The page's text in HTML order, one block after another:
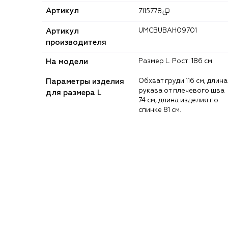
Артикул 7115778
Артикул
производителя
UMCBUBAH09701
На модели Размер L. Рост: 186 см.
Параметры изделия
для размера L
Обхват груди 116 см, длина
рукава от плечевого шва
74 см, длина изделия по
спинке 81 см.